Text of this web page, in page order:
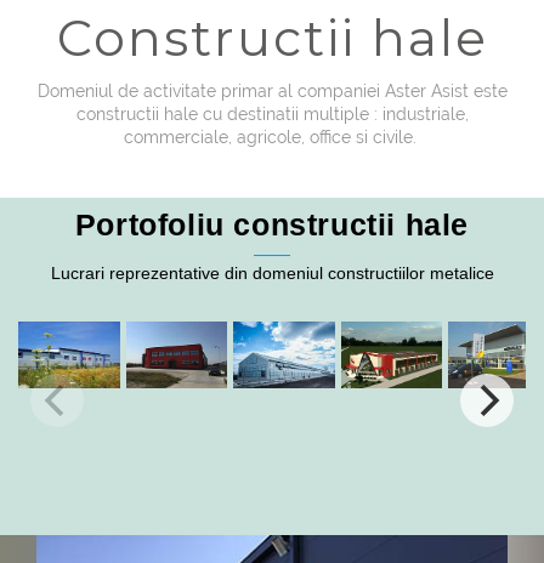
Constructii hale
Domeniul de activitate primar al companiei Aster Asist este
constructii hale cu destinatii multiple : industriale,
commerciale, agricole, office si civile.
Portofoliu constructii hale
Lucrari reprezentative din domeniul constructiilor metalice